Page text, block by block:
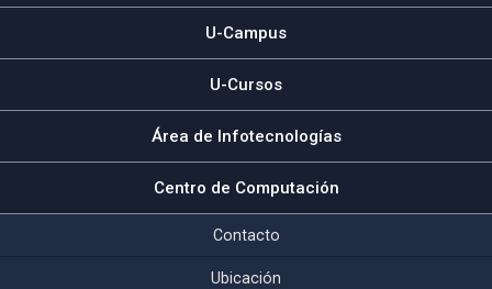
U-Campus
U-Cursos
Área de Infotecnologías
Centro de Computación
Contacto
Ubicación